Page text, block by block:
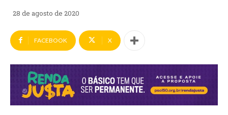
28 de agosto de 2020
FACEBOOK X